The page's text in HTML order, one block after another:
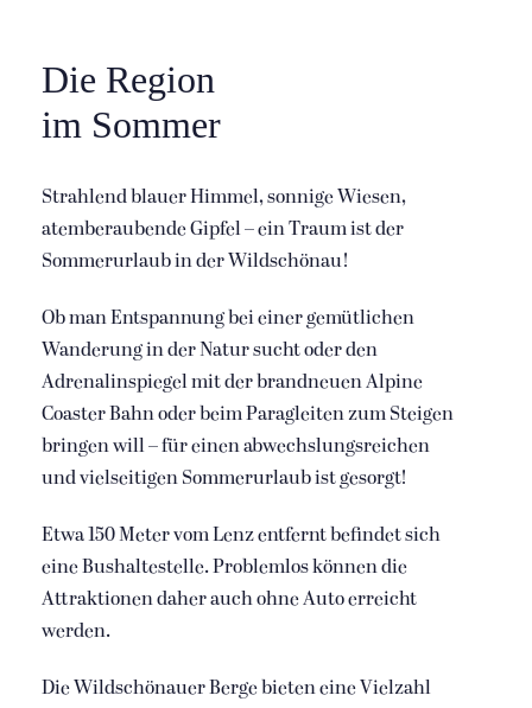
Die Region
im Sommer
Strahlend blauer Himmel, sonnige Wiesen,
atemberaubende Gipfel – ein Traum ist der
Sommerurlaub in der Wildschönau!
Ob man Entspannung bei einer gemütlichen
Wanderung in der Natur sucht oder den
Adrenalinspiegel mit der brandneuen Alpine
Coaster Bahn oder beim Paragleiten zum Steigen
bringen will – für einen abwechslungsreichen
und vielseitigen Sommerurlaub ist gesorgt!
Etwa 150 Meter vom Lenz entfernt befindet sich
eine Bushaltestelle. Problemlos können die
Attraktionen daher auch ohne Auto erreicht
werden.
Die Wildschönauer Berge bieten eine Vielzahl